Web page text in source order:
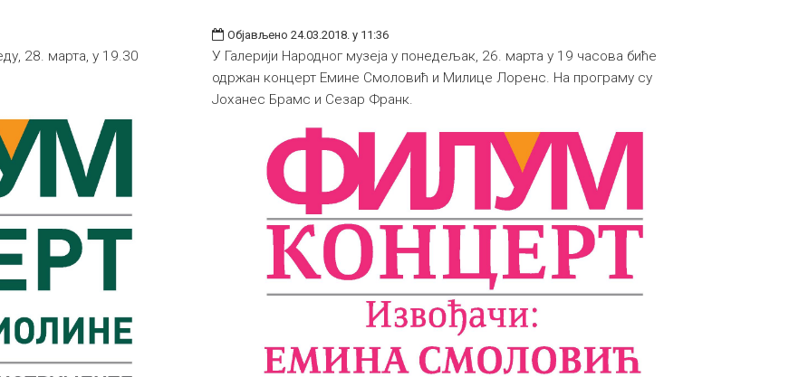
28. марта, у 19.30
Објављено 24.03.2018. у 11:36
У Галерији Народног музеја у понедељак, 26. марта у 19 часова биће
одржан концерт Емине Смоловић и Милице Лоренс. На програму су
Јоханес Брамс и Сезар Франк.